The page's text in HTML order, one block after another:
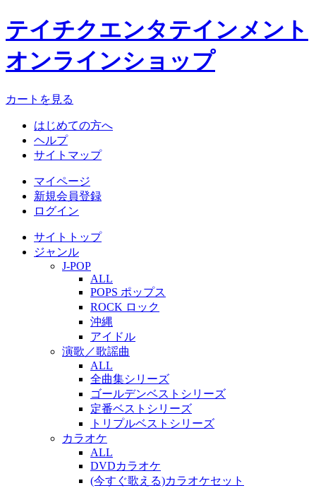
テイチクエンタテインメント
オンラインショップ
カートを見る
はじめての方へ
ヘルプ
サイトマップ
マイページ
新規会員登録
ログイン
サイトトップ
ジャンル
J-POP
ALL
POPS ポップス
ROCK ロック
沖縄
アイドル
演歌／歌謡曲
ALL
全曲集シリーズ
ゴールデンベストシリーズ
定番ベストシリーズ
トリプルベストシリーズ
カラオケ
ALL
DVDカラオケ
(今すぐ歌える)カラオケセット